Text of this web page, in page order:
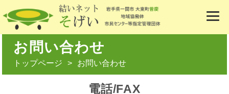
お問い合わせ
トップページ お問い合わせ
電話/FAX